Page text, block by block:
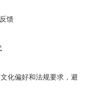
馈
化偏好和法规要求，避